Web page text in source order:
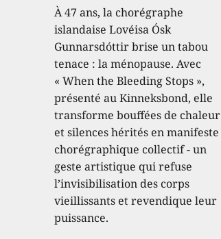
À 47 ans, la chorégraphe
islandaise Lovéisa Ósk
Gunnarsdóttir brise un tabou
tenace : la ménopause. Avec
« When the Bleeding Stops »,
présenté au Kinneksbond, elle
transforme bouffées de chaleur
et silences hérités en manifeste
chorégraphique collectif - un
geste artistique qui refuse
l’invisibilisation des corps
vieillissants et revendique leur
puissance.